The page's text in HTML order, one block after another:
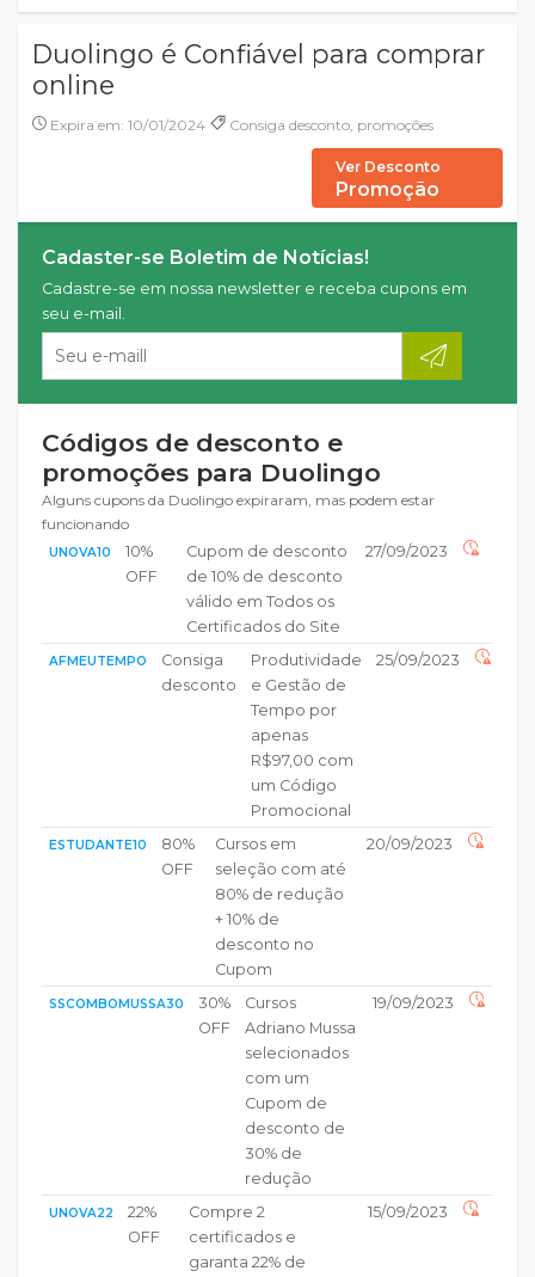
Duolingo é Confiável para comprar
online
Expira em: 10/01/2024 Consiga desconto, promoções
Ver Desconto
Promoção
Cadaster-se Boletim de Notícias!
Cadastre-se em nossa newsletter e receba cupons em
seu e-mail.
Códigos de desconto e
promoções para Duolingo
Alguns cupons da Duolingo expiraram, mas podem estar
funcionando
UNOVA10
10%
OFF
Cupom de desconto
de 10% de desconto
válido em Todos os
Certificados do Site
27/09/2023
AFMEUTEMPO
Consiga
desconto
Produtividade
e Gestão de
Tempo por
apenas
R$97,00 com
um Código
Promocional
25/09/2023
ESTUDANTE10
80%
OFF
Cursos em
seleção com até
80% de redução
+ 10% de
desconto no
Cupom
20/09/2023
SSCOMBOMUSSA30
30%
OFF
Cursos
Adriano Mussa
selecionados
com um
Cupom de
desconto de
30% de
redução
19/09/2023
UNOVA22
22%
OFF
Compre 2
certificados e
garanta 22% de
15/09/2023